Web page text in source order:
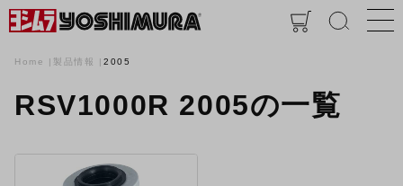
Home 製品情報 2005
RSV1000R 2005の一覧